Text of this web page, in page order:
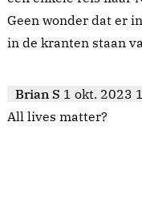
Geen wonder dat er
in de kranten staan
Brian S 1 okt. 2023
All lives matter?